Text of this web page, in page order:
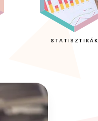
STATISZTIKÁK